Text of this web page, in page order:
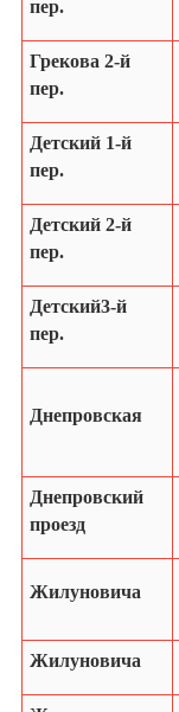
пер.
Грекова 2-й
пер.
Детский 1-й
пер.
Детский 2-й
пер.
Детский3-й
пер.
Днепровская
Днепровский
проезд
Жилуновича
Жилуновича